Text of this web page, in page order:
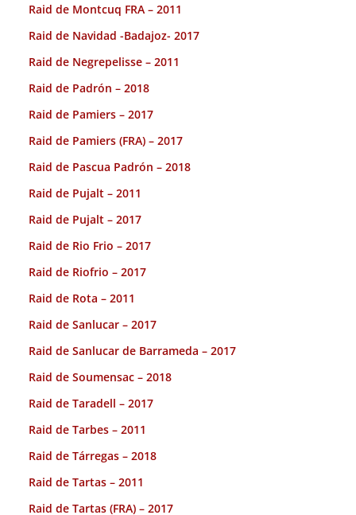
Raid de Montcuq FRA – 2011
Raid de Navidad -Badajoz- 2017
Raid de Negrepelisse – 2011
Raid de Padrón – 2018
Raid de Pamiers – 2017
Raid de Pamiers (FRA) – 2017
Raid de Pascua Padrón – 2018
Raid de Pujalt – 2011
Raid de Pujalt – 2017
Raid de Rio Frio – 2017
Raid de Riofrio – 2017
Raid de Rota – 2011
Raid de Sanlucar – 2017
Raid de Sanlucar de Barrameda – 2017
Raid de Soumensac – 2018
Raid de Taradell – 2017
Raid de Tarbes – 2011
Raid de Tárregas – 2018
Raid de Tartas – 2011
Raid de Tartas (FRA) – 2017